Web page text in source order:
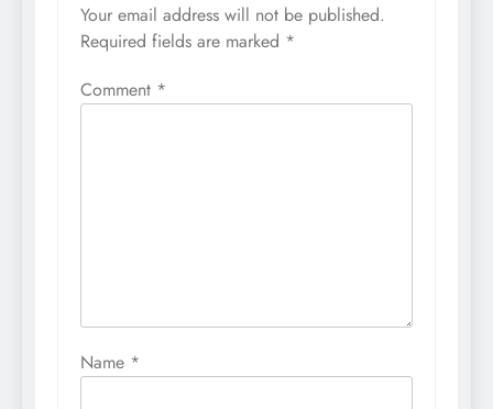
Your email address will not be published.
Required fields are marked *
Comment *
Name *